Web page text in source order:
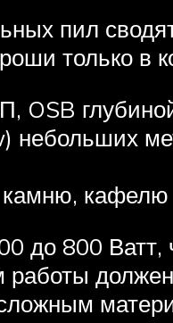
пил
только в
OSB
до 800